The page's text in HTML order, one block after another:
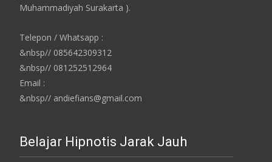
Muhammadiyah Surakarta ).
Telepon / Whatsapp :
&nbsp// 085642309312
&nbsp// 081252512964
Email :
&nbsp// andiefians@gmail.com
Belajar Hipnotis Jarak Jauh